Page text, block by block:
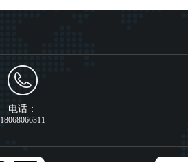
电话：
18068066311